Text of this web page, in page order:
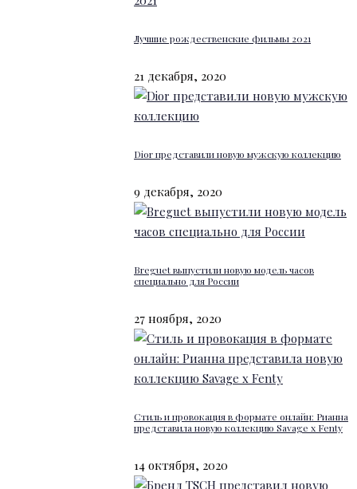
Лучшие рождественские фильмы 2021
21 декабря, 2020
Dior представили новую мужскую коллекцию
9 декабря, 2020
Breguet выпустили новую модель часов
специально для России
27 ноября, 2020
Стиль и провокация в формате онлайн: Рианна
представила новую коллекцию Savage x Fenty
14 октября, 2020